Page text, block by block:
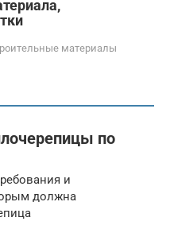
материалы
по
и
должна